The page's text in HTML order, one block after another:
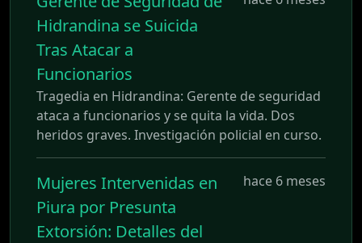
Hidrandina se Suicida
Tras Atacar a
Funcionarios
Tragedia en Hidrandina: Gerente de seguridad
ataca a funcionarios y se quita la vida. Dos
heridos graves. Investigación policial en curso.
Mujeres Intervenidas en
Piura por Presunta
Extorsión: Detalles del
hace 6 meses